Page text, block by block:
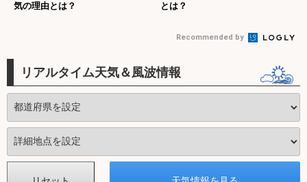
気の理由とは？
とは？
Recommended by
リアルタイム天気＆風波情報